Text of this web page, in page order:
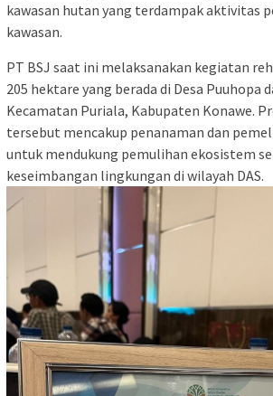
kawasan hutan yang terdampak aktivitas
kawasan.
PT BSJ saat ini melaksanakan kegiatan
205 hektare yang berada di Desa Puuhopa
Kecamatan Puriala, Kabupaten Konawe.
tersebut mencakup penanaman dan
untuk mendukung pemulihan ekosistem
keseimbangan lingkungan di wilayah DAS.